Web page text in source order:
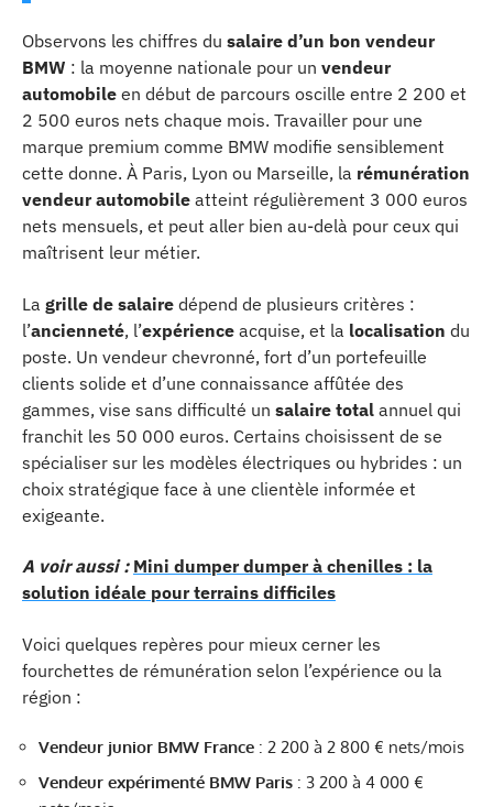
Observons les chiffres du salaire d’un bon vendeur
BMW : la moyenne nationale pour un vendeur
automobile en début de parcours oscille entre 2 200 et
2 500 euros nets chaque mois. Travailler pour une
marque premium comme BMW modifie sensiblement
cette donne. À Paris, Lyon ou Marseille, la rémunération
vendeur automobile atteint régulièrement 3 000 euros
nets mensuels, et peut aller bien au-delà pour ceux qui
maîtrisent leur métier.
La grille de salaire dépend de plusieurs critères :
l’ancienneté, l’expérience acquise, et la localisation du
poste. Un vendeur chevronné, fort d’un portefeuille
clients solide et d’une connaissance affûtée des
gammes, vise sans difficulté un salaire total annuel qui
franchit les 50 000 euros. Certains choisissent de se
spécialiser sur les modèles électriques ou hybrides : un
choix stratégique face à une clientèle informée et
exigeante.
A voir aussi : Mini dumper dumper à chenilles : la
solution idéale pour terrains difficiles
Voici quelques repères pour mieux cerner les
fourchettes de rémunération selon l’expérience ou la
région :
Vendeur junior BMW France : 2 200 à 2 800 € nets/mois
Vendeur expérimenté BMW Paris : 3 200 à 4 000 €